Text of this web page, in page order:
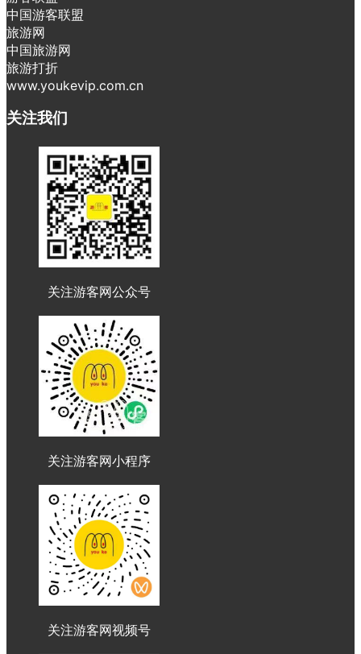
中国游客联盟
旅游网
中国旅游网
旅游打折
www.youkevip.com.cn
关注我们
关注游客网公众号
关注游客网小程序
关注游客网视频号